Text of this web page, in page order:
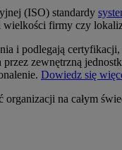
(ISO) standardy
firmy czy
i podlegają
zewnętrzną
Dowiedz się
na całym